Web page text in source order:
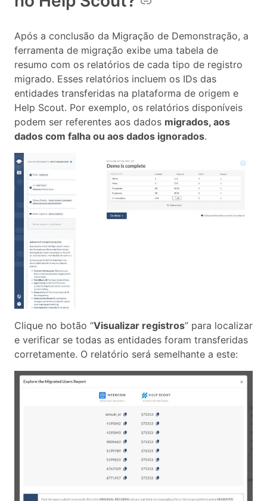
Após a conclusão da Migração de Demonstração, a
ferramenta de migração exibe uma tabela de
resumo com os relatórios de cada tipo de registro
migrado. Esses relatórios incluem os IDs das
entidades transferidas na plataforma de origem e
Help Scout. Por exemplo, os relatórios disponíveis
podem ser referentes aos dados migrados, aos
dados com falha ou aos dados ignorados.
Clique no botão “Visualizar registros” para localizar
e verificar se todas as entidades foram transferidas
corretamente. O relatório será semelhante a este: